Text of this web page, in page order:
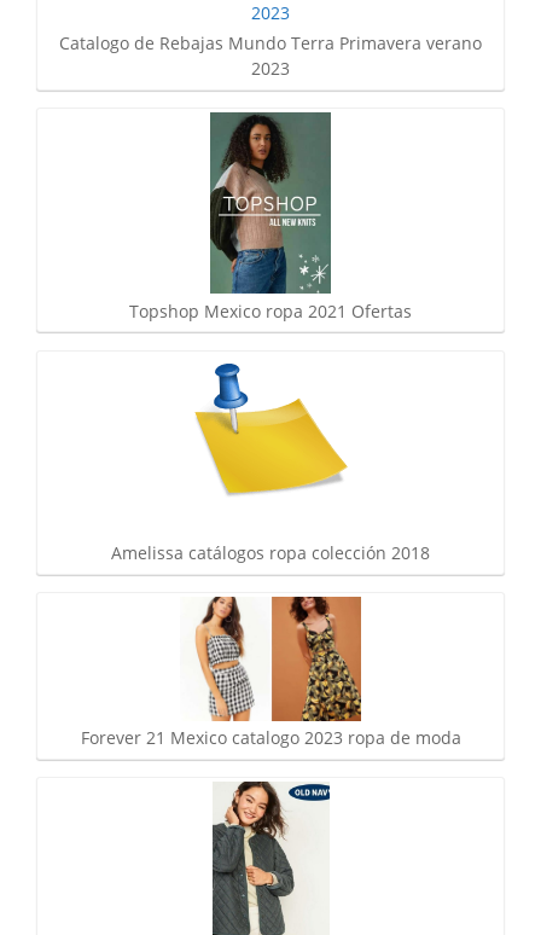
Catalogo de Rebajas Mundo Terra Primavera verano
2023
Topshop Mexico ropa 2021 Ofertas
Amelissa catálogos ropa colección 2018
Forever 21 Mexico catalogo 2023 ropa de moda